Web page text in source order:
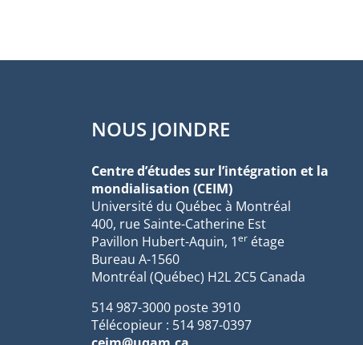
NOUS JOINDRE
Centre d’études sur l’intégration et la
mondialisation (CEIM)
Université du Québec à Montréal
400, rue Sainte-Catherine Est
Pavillon Hubert-Aquin, 1er étage
Bureau A-1560
Montréal (Québec) H2L 2C5 Canada
514 987-3000 poste 3910
Télécopieur : 514 987-0397